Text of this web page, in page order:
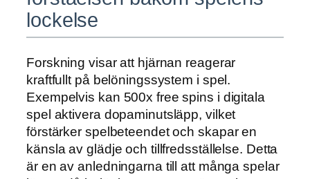
lockelse
Forskning visar att hjärnan reagerar
kraftfullt på belöningssystem i spel.
Exempelvis kan 500x free spins i digitala
spel aktivera dopaminutsläpp, vilket
förstärker spelbeteendet och skapar en
känsla av glädje och tillfredsställelse. Detta
är en av anledningarna till att många spelar